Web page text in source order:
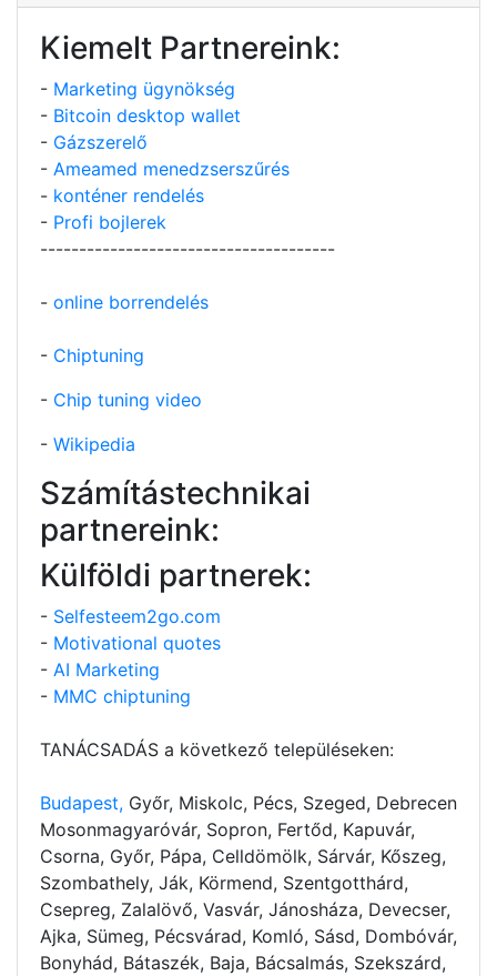
Kiemelt Partnereink:
- Marketing ügynökség
- Bitcoin desktop wallet
- Gázszerelő
- Ameamed menedzserszűrés
- konténer rendelés
- Profi bojlerek
--------------------------------------
- online borrendelés
- Chiptuning
- Chip tuning video
- Wikipedia
Számítástechnikai
partnereink:
Külföldi partnerek:
- Selfesteem2go.com
- Motivational quotes
- AI Marketing
- MMC chiptuning
TANÁCSADÁS a következő településeken:
Budapest, Győr, Miskolc, Pécs, Szeged, Debrecen
Mosonmagyaróvár, Sopron, Fertőd, Kapuvár,
Csorna, Győr, Pápa, Celldömölk, Sárvár, Kőszeg,
Szombathely, Ják, Körmend, Szentgotthárd,
Csepreg, Zalalövő, Vasvár, Jánosháza, Devecser,
Ajka, Sümeg, Pécsvárad, Komló, Sásd, Dombóvár,
Bonyhád, Bátaszék, Baja, Bácsalmás, Szekszárd,